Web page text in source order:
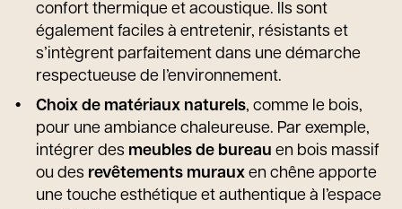
confort thermique et acoustique. Ils sont
également faciles à entretenir, résistants et
s’intègrent parfaitement dans une démarche
respectueuse de l’environnement.
Choix de matériaux naturels, comme le bois,
pour une ambiance chaleureuse. Par exemple,
intégrer des meubles de bureau en bois massif
ou des revêtements muraux en chêne apporte
une touche esthétique et authentique à l’espace